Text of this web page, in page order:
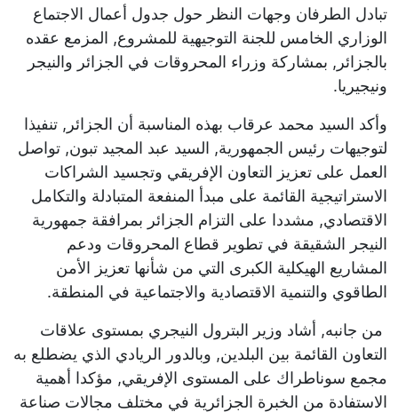
تبادل الطرفان وجهات النظر حول جدول أعمال الاجتماع
الوزاري الخامس للجنة التوجيهية للمشروع, المزمع عقده
بالجزائر, بمشاركة وزراء المحروقات في الجزائر والنيجر
ونيجيريا.
وأكد السيد محمد عرقاب بهذه المناسبة أن الجزائر, تنفيذا
لتوجيهات رئيس الجمهورية, السيد عبد المجيد تبون, تواصل
العمل على تعزيز التعاون الإفريقي وتجسيد الشراكات
الاستراتيجية القائمة على مبدأ المنفعة المتبادلة والتكامل
الاقتصادي, مشددا على التزام الجزائر بمرافقة جمهورية
النيجر الشقيقة في تطوير قطاع المحروقات ودعم
المشاريع الهيكلية الكبرى التي من شأنها تعزيز الأمن
الطاقوي والتنمية الاقتصادية والاجتماعية في المنطقة.
من جانبه, أشاد وزير البترول النيجري بمستوى علاقات
التعاون القائمة بين البلدين, وبالدور الريادي الذي يضطلع به
مجمع سوناطراك على المستوى الإفريقي, مؤكدا أهمية
الاستفادة من الخبرة الجزائرية في مختلف مجالات صناعة